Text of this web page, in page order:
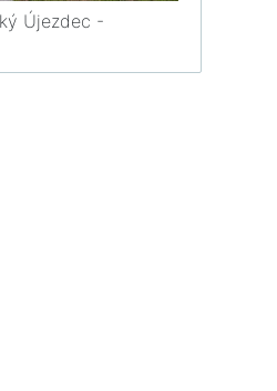
Újezdec -